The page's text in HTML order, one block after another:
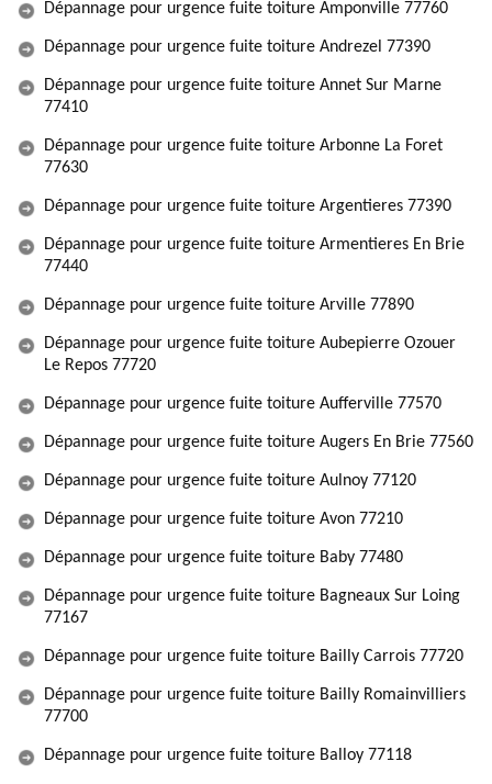
Dépannage pour urgence fuite toiture Amponville 77760
Dépannage pour urgence fuite toiture Andrezel 77390
Dépannage pour urgence fuite toiture Annet Sur Marne
77410
Dépannage pour urgence fuite toiture Arbonne La Foret
77630
Dépannage pour urgence fuite toiture Argentieres 77390
Dépannage pour urgence fuite toiture Armentieres En Brie
77440
Dépannage pour urgence fuite toiture Arville 77890
Dépannage pour urgence fuite toiture Aubepierre Ozouer
Le Repos 77720
Dépannage pour urgence fuite toiture Aufferville 77570
Dépannage pour urgence fuite toiture Augers En Brie 77560
Dépannage pour urgence fuite toiture Aulnoy 77120
Dépannage pour urgence fuite toiture Avon 77210
Dépannage pour urgence fuite toiture Baby 77480
Dépannage pour urgence fuite toiture Bagneaux Sur Loing
77167
Dépannage pour urgence fuite toiture Bailly Carrois 77720
Dépannage pour urgence fuite toiture Bailly Romainvilliers
77700
Dépannage pour urgence fuite toiture Balloy 77118